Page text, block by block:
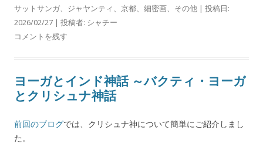
サットサンガ、 ジャヤンティ、 京都、 細密画、 その他 | 投稿日:
2026/02/27 | 投稿者: シャチー
コメントを残す
ヨーガとインド神話 ～バクティ・ヨーガ
とクリシュナ神話
前回のブログでは、クリシュナ神について簡単にご紹介しまし
た。